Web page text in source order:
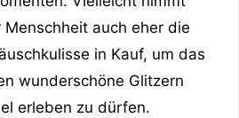
auch eher die
in Kauf, um das
wunderschöne Glitzern
erleben zu dürfen.